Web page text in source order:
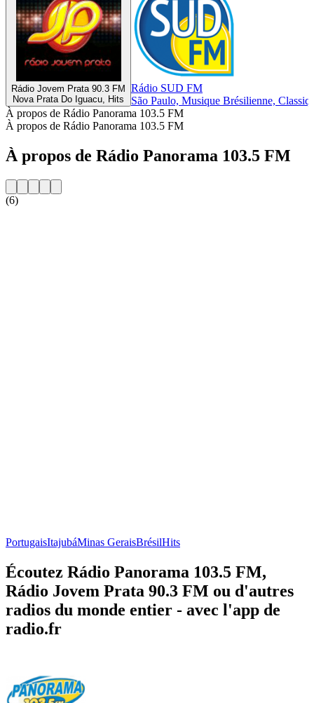
Rádio Jovem Prata 90.3 FM
Nova Prata Do Iguacu, Hits
Rádio SUD FM
São Paulo, Musique Brésilienne,
À propos de Rádio Panorama 103.5 FM
À propos de Rádio Panorama 103.5 FM
À propos de Rádio Panorama 103.5 FM
(6)
PortugaisItajubáMinas GeraisBrésilHits
Écoutez Rádio Panorama 103.5 FM,
Rádio Jovem Prata 90.3 FM ou d'autres
radios du monde entier - avec l'app de
radio.fr